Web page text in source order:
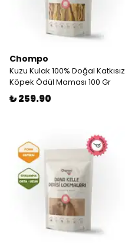
Chompo
Kuzu Kulak 100% Doğal Katkısız
Köpek Ödül Maması 100 Gr
₺ 259.90